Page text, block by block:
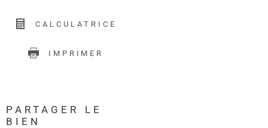
CALCULATRICE
IMPRIMER
PARTAGER LE
BIEN